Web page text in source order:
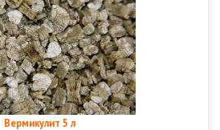
Вермикулит 5 л